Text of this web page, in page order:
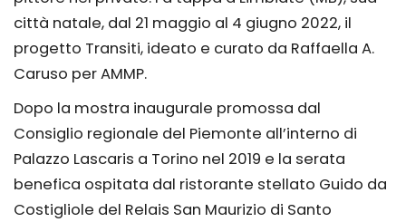
città natale, dal 21 maggio al 4 giugno 2022, il
progetto Transiti, ideato e curato da Raffaella A.
Caruso per AMMP.
Dopo la mostra inaugurale promossa dal
Consiglio regionale del Piemonte all’interno di
Palazzo Lascaris a Torino nel 2019 e la serata
benefica ospitata dal ristorante stellato Guido da
Costigliole del Relais San Maurizio di Santo